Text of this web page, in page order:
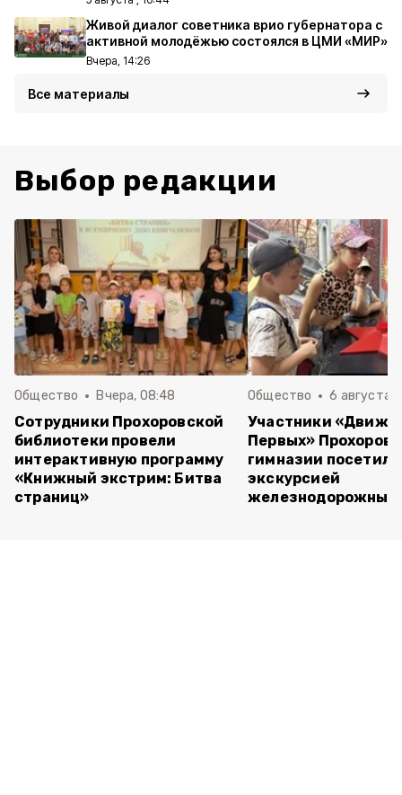
Живой диалог советника врио губернатора с
активной молодёжью состоялся в ЦМИ «МИР»
Вчера, 14:26
Все материалы
Выбор редакции
Общество Вчера, 08:48
Сотрудники Прохоровской
библиотеки провели
интерактивную программу
«Книжный экстрим: Битва
страниц»
Общество 6 августа ,
Участники
Первых»
гимназии
экскурсией
железнодорожный